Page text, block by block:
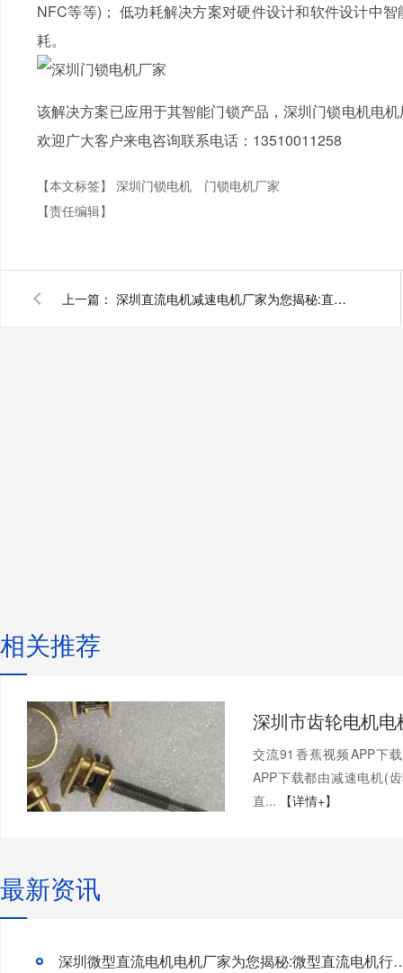
NFC等等)； 低功耗解决方案对硬件设计和软件设计中智
耗。
该解决方案已应用于其智能门锁产品，深圳门锁电机电
欢迎广大客户来电咨询联系电话：13510011258
【本文标签】 深圳门锁电机
门锁电机厂家
【责任编辑】
上一篇： 深圳直流电机减速电机厂家为您揭秘:直流电机如何调速?
相关推荐
交流91香蕉视频APP下
APP下载都由减速电机(齿轮
直...
【详情+】
最新资讯
深圳微型直流电机电机厂家为您